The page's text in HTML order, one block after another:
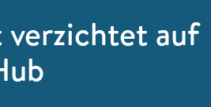
verzichtet auf